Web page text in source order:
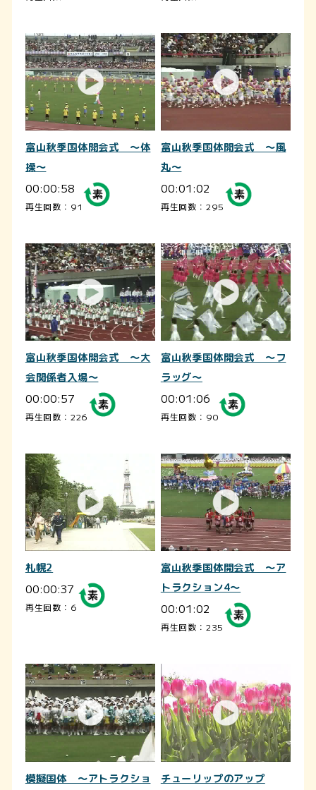
富山秋季国体開会式 ～体
操～
00:00:58
再生回数：91
富山秋季国体開会式 ～風
丸～
00:01:02
再生回数：295
富山秋季国体開会式 ～大
会関係者入場～
00:00:57
再生回数：226
富山秋季国体開会式 ～フ
ラッグ～
00:01:06
再生回数：90
札幌2
00:00:37
再生回数：6
富山秋季国体開会式 ～ア
トラクション4～
00:01:02
再生回数：235
模擬国体 ～アトラクショ
チューリップのアップ